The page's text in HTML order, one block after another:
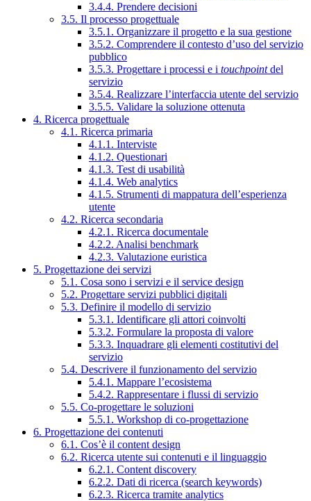
3.4.4. Prendere decisioni
3.5. Il processo progettuale
3.5.1. Organizzare il progetto e la sua gestione
3.5.2. Comprendere il contesto d’uso del servizio
pubblico
3.5.3. Progettare i processi e i touchpointdel
servizio
3.5.4. Realizzare l’interfaccia utente del servizio
3.5.5. Validare la soluzione ottenuta
4. Ricerca progettuale
4.1. Ricerca primaria
4.1.1. Interviste
4.1.2. Questionari
4.1.3. Test di usabilità
4.1.4. Web analytics
4.1.5. Strumenti di mappatura dell’esperienza
utente
4.2. Ricerca secondaria
4.2.1. Ricerca documentale
4.2.2. Analisi benchmark
4.2.3. Valutazione euristica
5. Progettazione dei servizi
5.1. Cosa sono i servizi e il service design
5.2. Progettare servizi pubblici digitali
5.3. Definire il modello di servizio
5.3.1. Identificare gli attori coinvolti
5.3.2. Formulare la proposta di valore
5.3.3. Inquadrare gli elementi costitutivi del
servizio
5.4. Descrivere il funzionamento del servizio
5.4.1. Mappare l’ecosistema
5.4.2. Rappresentare i flussi di servizio
5.5. Co-progettare le soluzioni
5.5.1. Workshop di co-progettazione
6. Progettazione dei contenuti
6.1. Cos’è il content design
6.2. Ricerca utente sui contenuti e il linguaggio
6.2.1. Content discovery
6.2.2. Dati di ricerca (search keywords)
6.2.3. Ricerca tramite analytics